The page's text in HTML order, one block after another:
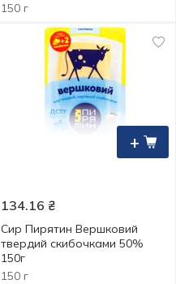
150 г
+
134.16 ₴
Сир Пирятин Вершковий
твердий скибочками 50%
150г
150 г